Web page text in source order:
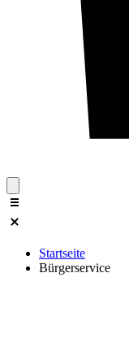
Startseite
Bürgerservice